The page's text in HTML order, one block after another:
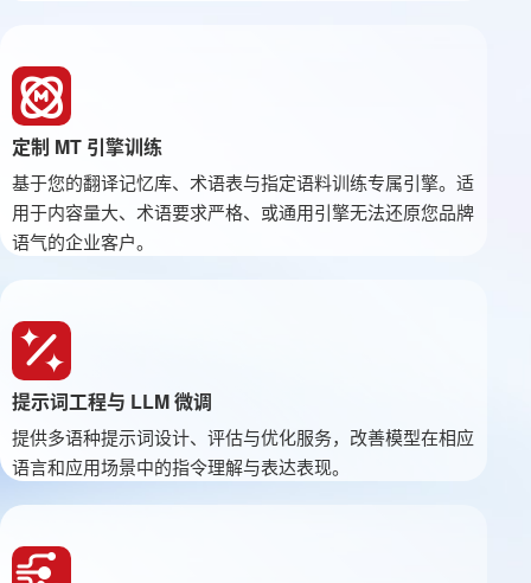
定制 MT 引擎训练
基于您的翻译记忆库、术语表与指定语料训练专属引擎。适
用于内容量大、术语要求严格、或通用引擎无法还原您品牌
语气的企业客户。
提示词工程与 LLM 微调
提供多语种提示词设计、评估与优化服务，改善模型在相应
语言和应用场景中的指令理解与表达表现。